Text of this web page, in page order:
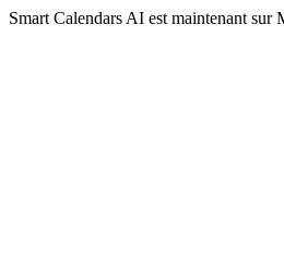
Smart Calendars AI est maintenant sur